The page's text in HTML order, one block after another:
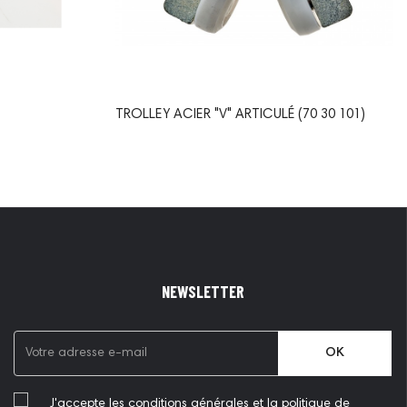
TROLLEY ACIER "V" ARTICULÉ (70 30 101)
NEWSLETTER
OK